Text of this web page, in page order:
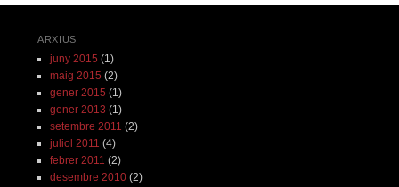
ARXIUS
juny 2015 (1)
maig 2015 (2)
gener 2015 (1)
gener 2013 (1)
setembre 2011 (2)
juliol 2011 (4)
febrer 2011 (2)
desembre 2010(2)